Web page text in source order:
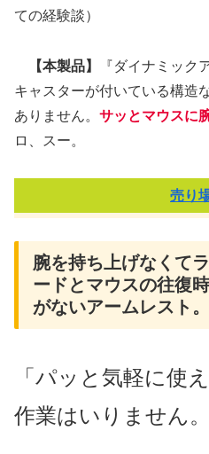
ての経験談）
【本製品】
『ダイナミック
キャスターが付いている構造
ありません。 サッとマウスに
ロ、スー。
売り
腕を持ち上げなくて
ードとマウスの往復
がないアームレスト。
「パッと気軽に使
作業はいりません。